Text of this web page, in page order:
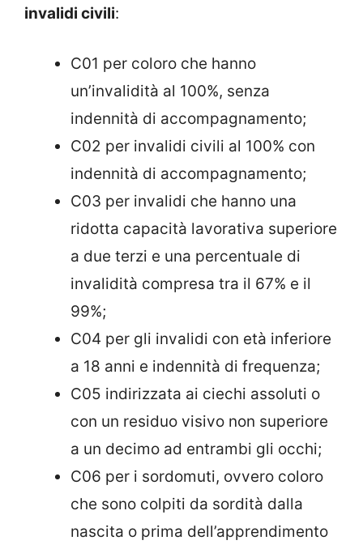
invalidi civili:
C01 per coloro che hanno
un’invalidità al 100%, senza
indennità di accompagnamento;
C02 per invalidi civili al 100% con
indennità di accompagnamento;
C03 per invalidi che hanno una
ridotta capacità lavorativa superiore
a due terzi e una percentuale di
invalidità compresa tra il 67% e il
99%;
C04 per gli invalidi con età inferiore
a 18 anni e indennità di frequenza;
C05 indirizzata ai ciechi assoluti o
con un residuo visivo non superiore
a un decimo ad entrambi gli occhi;
C06 per i sordomuti, ovvero coloro
che sono colpiti da sordità dalla
nascita o prima dell’apprendimento